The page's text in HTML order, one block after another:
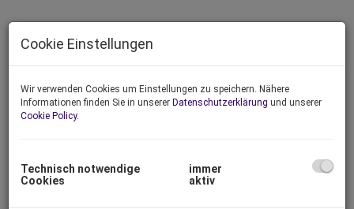
Beschreibung
Cookie Einstellungen
Wir verwenden Cookies um Einstellungen zu speichern. Nähere
Informationen finden Sie in unserer Datenschutzerklärung und unserer
Cookie Policy.
Technisch notwendige
Cookies
immer
aktiv